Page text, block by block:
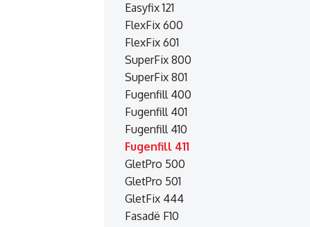
Easyfix 121
FlexFix 600
FlexFix 601
SuperFix 800
SuperFix 801
Fugenfill 400
Fugenfill 401
Fugenfill 410
Fugenfill 411
GletPro 500
GletPro 501
GletFix 444
Fasadë F10